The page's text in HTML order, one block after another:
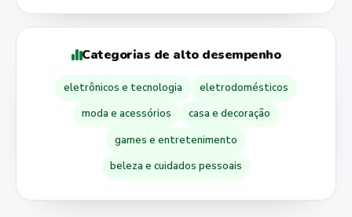
Categorias de alto desempenho
eletrônicos e tecnologia
eletrodomésticos
moda e acessórios
casa e decoração
games e entretenimento
beleza e cuidados pessoais